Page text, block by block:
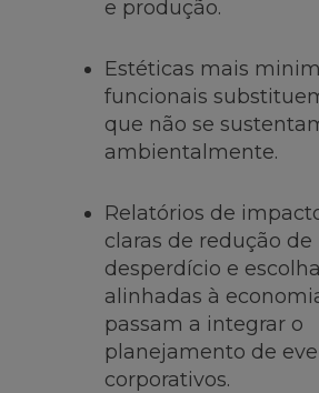
e produção.
Estéticas mais
funcionais
que não se
ambientalmente.
Relatórios de
claras de redução de
desperdício e
alinhadas à
passam a integrar o
planejamento de
corporativos.